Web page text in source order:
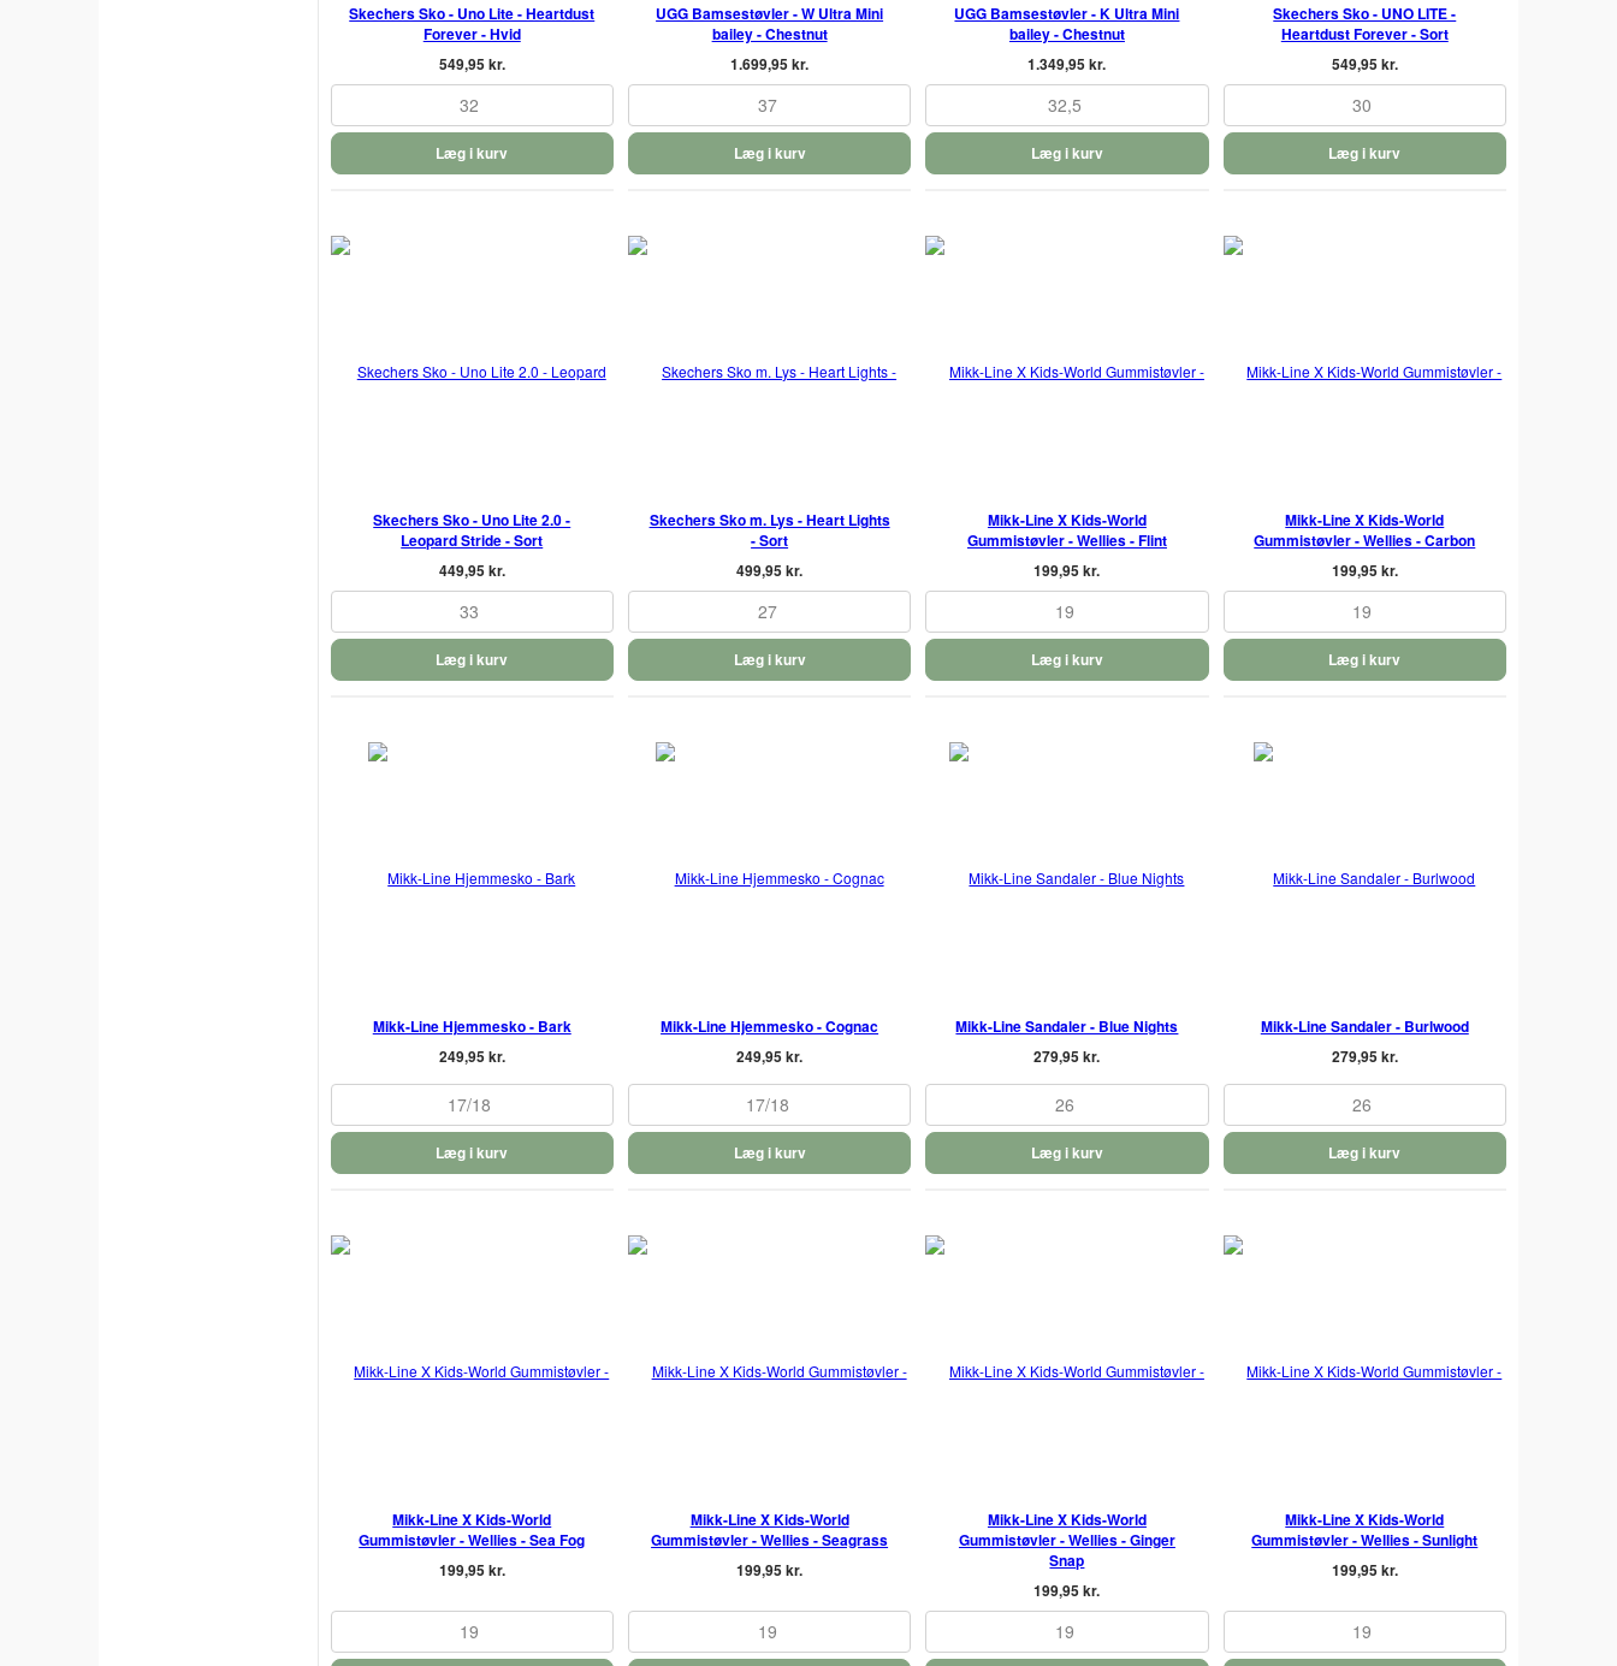
Skechers Sko - Uno Lite - Heartdust
Forever - Hvid
549,95 kr.
32
Læg i kurv
UGG Bamsestøvler - W Ultra Mini
bailey - Chestnut
1.699,95 kr.
37
Læg i kurv
UGG Bamsestøvler - K Ultra Mini
bailey - Chestnut
1.349,95 kr.
32,5
Læg i kurv
Skechers Sko - UNO LITE -
Heartdust Forever - Sort
549,95 kr.
30
Læg i kurv
Skechers Sko - Uno Lite 2.0 -
Leopard Stride - Sort
449,95 kr.
33
Læg i kurv
Skechers Sko m. Lys - Heart Lights
- Sort
499,95 kr.
27
Læg i kurv
Mikk-Line X Kids-World
Gummistøvler - Wellies - Flint
199,95 kr.
19
Læg i kurv
Mikk-Line X Kids-World
Gummistøvler - Wellies - Carbon
199,95 kr.
19
Læg i kurv
Mikk-Line Hjemmesko - Bark
249,95 kr.
17/18
Læg i kurv
Mikk-Line Hjemmesko - Cognac
249,95 kr.
17/18
Læg i kurv
Mikk-Line Sandaler - Blue Nights
279,95 kr.
26
Læg i kurv
Mikk-Line Sandaler - Burlwood
279,95 kr.
26
Læg i kurv
Mikk-Line X Kids-World
Gummistøvler - Wellies - Sea Fog
199,95 kr.
19
Mikk-Line X Kids-World
Gummistøvler - Wellies - Seagrass
199,95 kr.
19
Mikk-Line X Kids-World
Gummistøvler - Wellies - Ginger
Snap
199,95 kr.
19
Mikk-Line X Kids-World
Gummistøvler - Wellies - Sunlight
199,95 kr.
19